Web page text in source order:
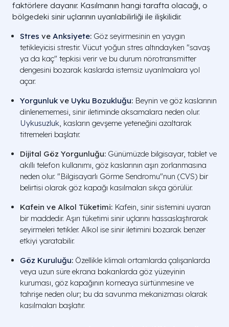
faktörlere dayanır. Kasılmanın hangi tarafta olacağı, o
bölgedeki sinir uçlarının uyarılabilirliği ile ilişkilidir.
Stres ve Anksiyete: Göz seyirmesinin en yaygın
tetikleyicisi strestir. Vücut yoğun stres altındayken "savaş
ya da kaç" tepkisi verir ve bu durum nörotransmitter
dengesini bozarak kaslarda istemsiz uyarılmalara yol
açar.
Yorgunluk ve Uyku Bozukluğu: Beynin ve göz kaslarının
dinlenememesi, sinir iletiminde aksamalara neden olur.
Uykusuzluk, kasların gevşeme yeteneğini azaltarak
titremeleri başlatır.
Dijital Göz Yorgunluğu: Günümüzde bilgisayar, tablet ve
akıllı telefon kullanımı, göz kaslarının aşırı zorlanmasına
neden olur. "Bilgisayarlı Görme Sendromu"nun (CVS) bir
belirtisi olarak göz kapağı kasılmaları sıkça görülür.
Kafein ve Alkol Tüketimi: Kafein, sinir sistemini uyaran
bir maddedir. Aşırı tüketimi sinir uçlarını hassaslaştırarak
seyirmeleri tetikler. Alkol ise sinir iletimini bozarak benzer
etkiyi yaratabilir.
Göz Kuruluğu: Özellikle klimalı ortamlarda çalışanlarda
veya uzun süre ekrana bakanlarda göz yüzeyinin
kuruması, göz kapağının korneaya sürtünmesine ve
tahrişe neden olur; bu da savunma mekanizması olarak
kasılmaları başlatır.